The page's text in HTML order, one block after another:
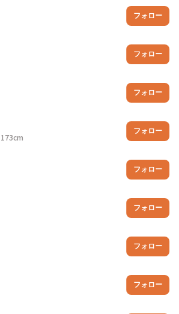
フォロー
フォロー
フォロー
173cm
フォロー
フォロー
フォロー
フォロー
フォロー